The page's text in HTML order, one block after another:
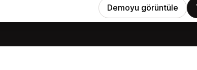
Demoyu görüntüle